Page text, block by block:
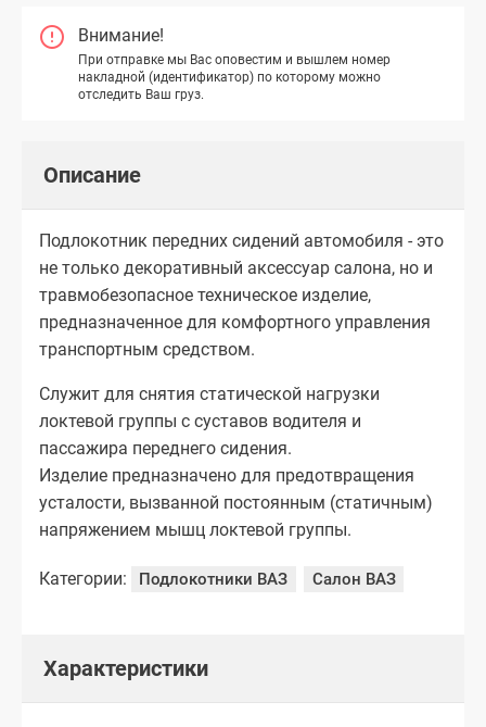
Внимание!
При отправке мы Вас оповестим и вышлем номер
накладной (идентификатор) по которому можно
отследить Ваш груз.
Описание
Подлокотник передних сидений автомобиля - это
не только декоративный аксессуар салона, но и
травмобезопасное техническое изделие,
предназначенное для комфортного управления
транспортным средством.
Служит для снятия статической нагрузки
локтевой группы с суставов водителя и
пассажира переднего сидения.
Изделие предназначено для предотвращения
усталости, вызванной постоянным (статичным)
напряжением мышц локтевой группы.
Категории: Подлокотники ВАЗ Салон ВАЗ
Характеристики